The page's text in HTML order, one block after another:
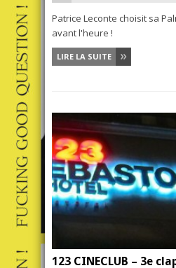
Patrice Leconte choisit sa
avant l'heure !
LIRE LA SUITE
123 CINECLUB – 3e